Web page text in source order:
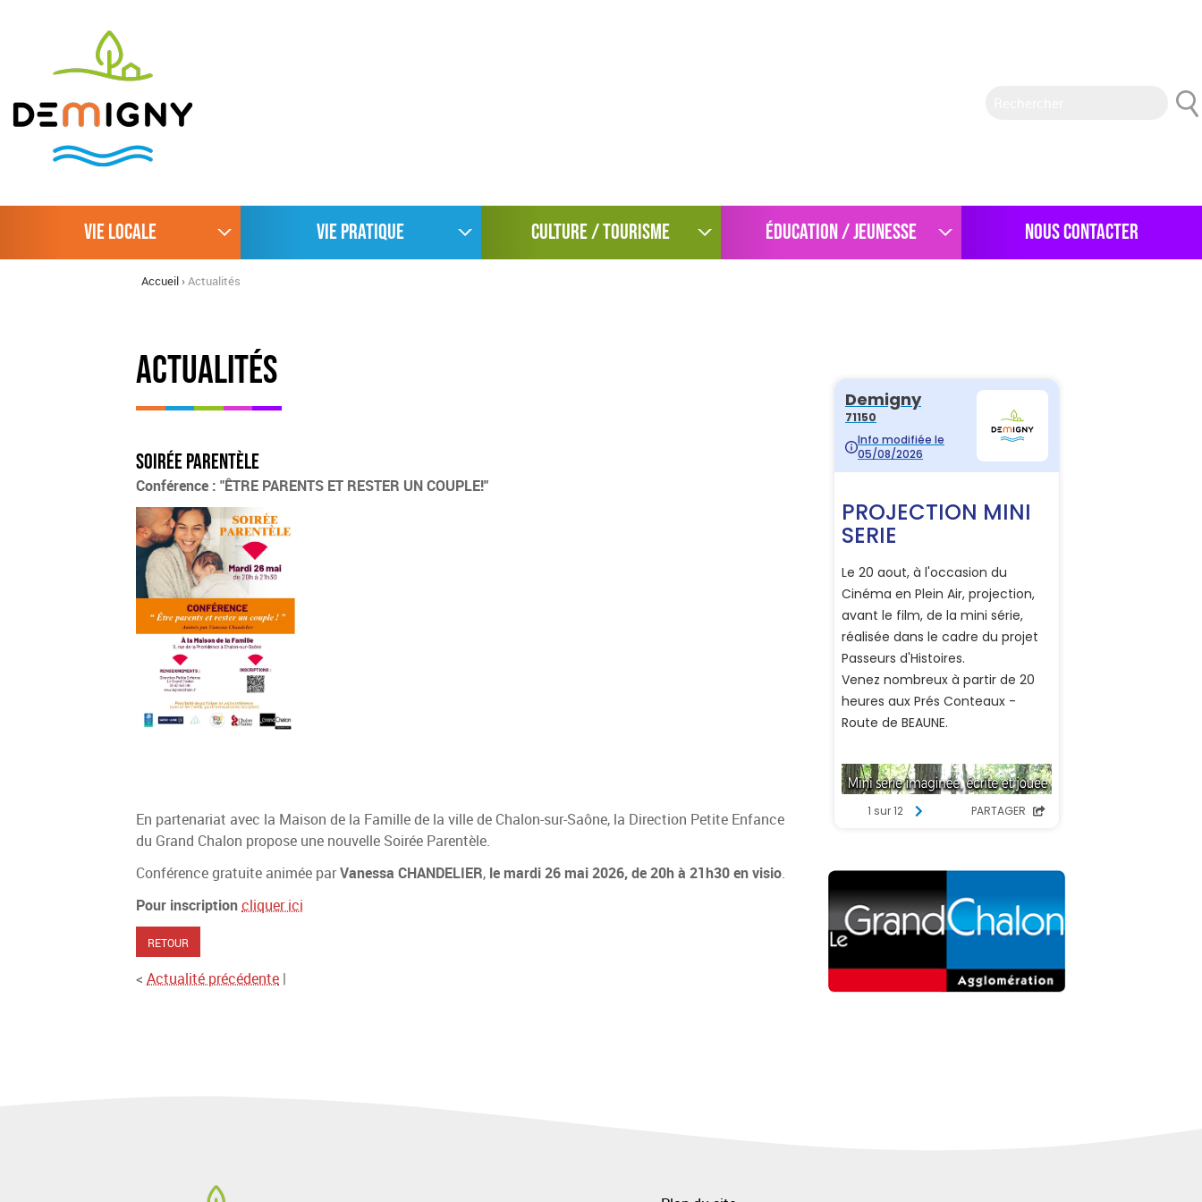
VIE LOCALE VIE PRATIQUE CULTURE / TOURISME ÉDUCATION / JEUNESSE NOUS CONTACTER
Accueil ›Actualités
Actualités
Soirée Parentèle
Conférence : "ÊTRE PARENTS ET RESTER UN COUPLE!"
En partenariat avec la Maison de la Famille de la ville de Chalon-sur-Saône, la Direction Petite Enfance
du Grand Chalon propose une nouvelle Soirée Parentèle.
Conférence gratuite animée parVanessa CHANDELIER, le mardi 26 mai 2026, de 20h à 21h30 en visio.
Pour inscriptioncliquer ici
RETOUR
< Actualité précédente |